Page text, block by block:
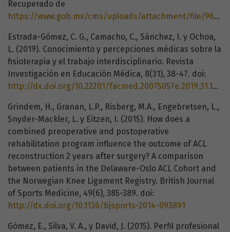
Recuperado de
https://www.gob.mx/cms/uploads/attachment/file/9640/inegi_2012.pdf
Estrada-Gómez, C. G., Camacho, C., Sánchez, I. y Ochoa,
L. (2019). Conocimiento y percepciones médicas sobre la
fisioterapia y el trabajo interdisciplinario. Revista
Investigación en Educación Médica, 8(31), 38-47. doi:
http://dx.doi.org/10.22201/facmed.20075057e.2019.31.18109
Grindem, H., Granan, L.P., Risberg, M.A., Engebretsen, L.,
Snyder-Mackler, L. y Eitzen, I. (2015). How does a
combined preoperative and postoperative
rehabilitation program influence the outcome of ACL
reconstruction 2 years after surgery? A comparison
between patients in the Delaware-Oslo ACL Cohort and
the Norwegian Knee Ligament Registry. British Journal
of Sports Medicine, 49(6), 385-389. doi:
http://dx.doi.org/10.1136/bjsports-2014-093891
Gómez, E., Silva, V. A., y David, J. (2015). Perfil profesional